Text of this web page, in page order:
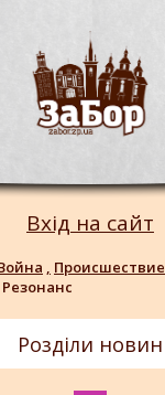
Вхід на сайт
, Происшествие
Резонанс
Розділи новин